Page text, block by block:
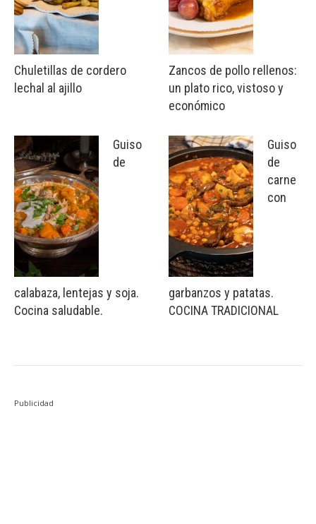
Chuletillas de cordero
lechal al ajillo
Guiso
de
calabaza, lentejas y soja.
Cocina saludable.
Zancos de pollo rellenos:
un plato rico, vistoso y
económico
Guiso
de
carne
con
garbanzos y patatas.
COCINA TRADICIONAL
Publicidad